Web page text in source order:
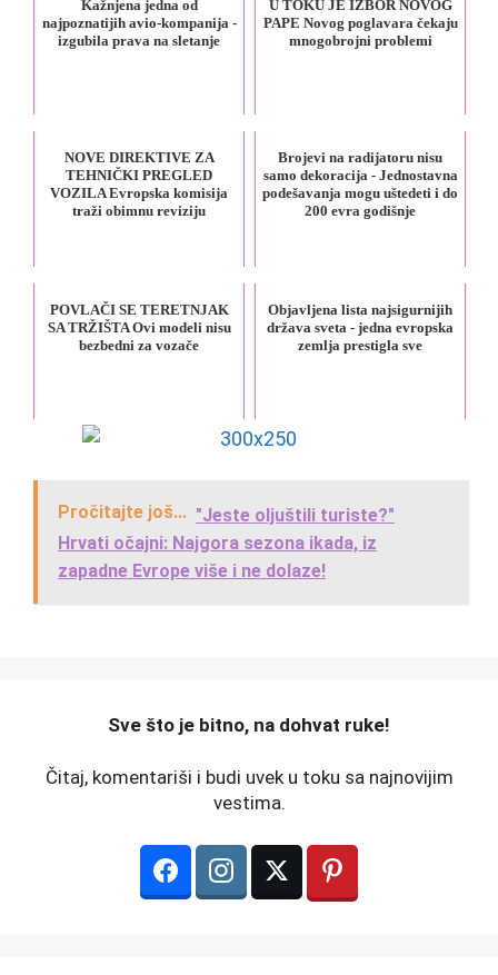
Kažnjena jedna od
najpoznatijih avio-kompanija -
izgubila prava na sletanje
U TOKU JE IZBOR NOVOG
PAPE Novog poglavara čekaju
mnogobrojni problemi
NOVE DIREKTIVE ZA
TEHNIČKI PREGLED
VOZILA Evropska komisija
traži obimnu reviziju
Brojevi na radijatoru nisu
samo dekoracija - Jednostavna
podešavanja mogu uštedeti i do
200 evra godišnje
POVLAČI SE TERETNJAK
SA TRŽIŠTA Ovi modeli nisu
bezbedni za vozače
Objavljena lista najsigurnijih
država sveta - jedna evropska
zemlja prestigla sve
Pročitajte još... "Jeste oljuštili turiste?"
Hrvati očajni: Najgora sezona ikada, iz
zapadne Evrope više i ne dolaze!
️Sve što je bitno, na dohvat ruke!
Čitaj, komentariši i budi uvek u toku sa najnovijim
vestima.